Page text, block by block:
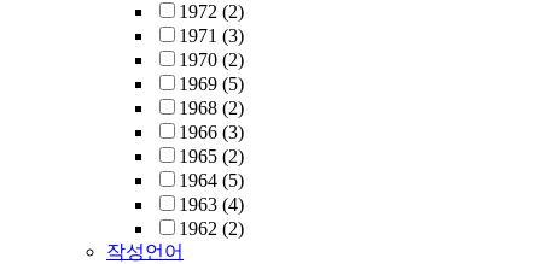
1972 (2)
1971 (3)
1970 (2)
1969 (5)
1968 (2)
1966 (3)
1965 (2)
1964 (5)
1963 (4)
1962 (2)
작성언어